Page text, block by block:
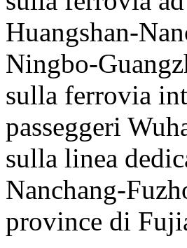
Huangshan-
Ningbo-
sulla ferrovia
passeggeri
sulla linea
Nanchang-
province di